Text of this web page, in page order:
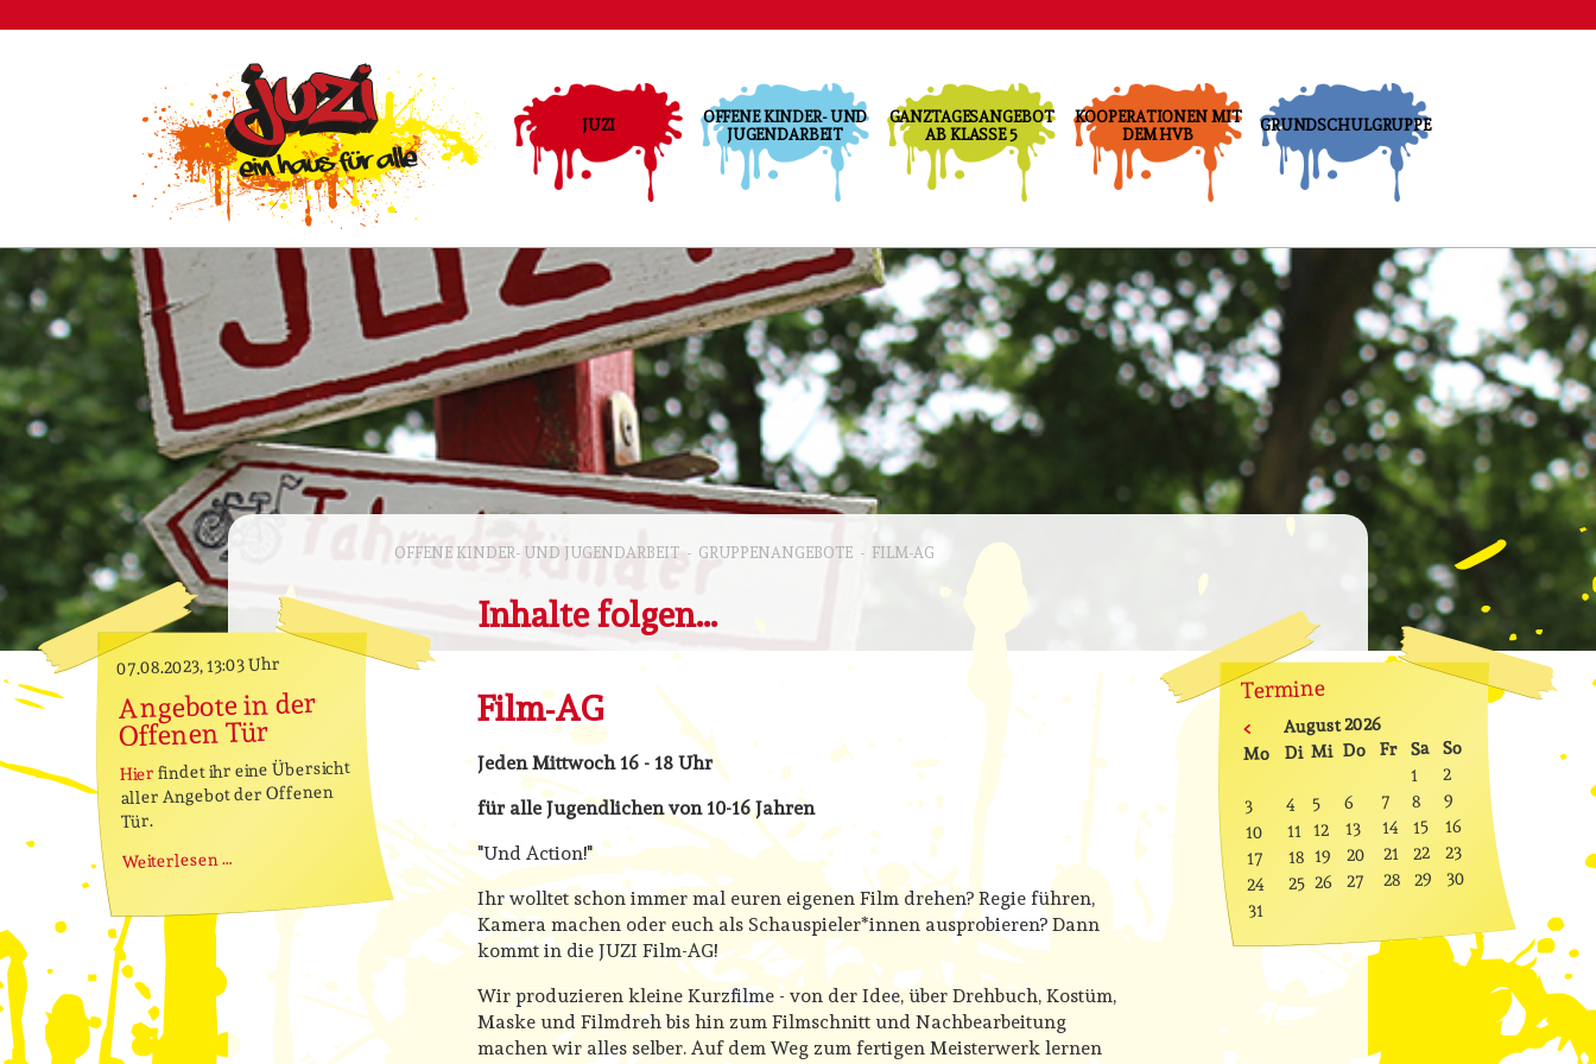
Navigation
überspringen
JUZI
OFFENE KINDER- UND
JUGENDARBEIT
GANZTAGESANGEBOT
AB KLASSE 5
KOOPERATIONEN MIT
DEM HVB
GRUNDSCHULGRUPPE
07.08.2023, 13:03Uhr
Angebote in der
Offenen Tür
Hier findet ihr eine Übersicht
aller Angebot der Offenen
Tür.
Weiterlesen …
Offenen
Termine
< August 2026
Montag
Dienstag
Mittwoch
Donnerstag
Freitag
Samstag
Sonntag
1 2
3 4 5 6 7 8 9
10 11 12 13 14 15
16
17
18 19 20 21 22 23
24 25 26 27 28 29 30
31
OFFENE KINDER- UND JUGENDARBEIT - GRUPPENANGEBOTE - FILM-AG
Inhalte folgen...
Film-AG
Jeden Mittwoch 16 - 18 Uhr
für alle Jugendlichen von 10-16 Jahren
"Und Action!"
Ihr wolltet schon immer mal euren eigenen Film drehen? Regie führen,
Kamera machen oder euch als Schauspieler*innen ausprobieren? Dann
kommt in die JUZI Film-AG!
Wir produzieren kleine Kurzfilme - von der Idee, über Drehbuch, Kostüm,
Maske und Filmdreh bis hin zum Filmschnitt und Nachbearbeitung
machen wir alles selber. Auf dem Weg zum fertigen Meisterwerk lernen